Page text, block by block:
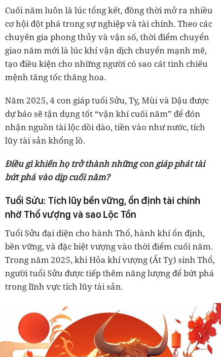
Cuối năm luôn là lúc tổng kết, đồng thời mở ra nhiều
cơ hội đột phá trong sự nghiệp và tài chính. Theo các
chuyên gia phong thủy và vận số, thời điểm chuyển
giao năm mới là lúc khí vận dịch chuyển mạnh mẽ,
tạo điều kiện cho những người có sao cát tinh chiếu
mệnh tăng tốc thăng hoa.
Năm 2025, 4 con giáp tuổi Sửu, Tỵ, Mùi và Dậu được
dự báo sẽ tận dụng tốt “vận khí cuối năm” để đón
nhận nguồn tài lộc dồi dào, tiền vào như nước, tích
lũy tài sản khổng lồ.
Điều gì khiến họ trở thành những con giáp phát tài
bứt phá vào dịp cuối năm?
Tuổi Sửu: Tích lũy bền vững, ổn định tài chính
nhờ Thổ vượng và sao Lộc Tồn
Tuổi Sửu đại diện cho hành Thổ, hành khí ổn định,
bền vững, và đặc biệt vượng vào thời điểm cuối năm.
Trong năm 2025, khi Hỏa khí vượng (Ất Tỵ) sinh Thổ,
người tuổi Sửu được tiếp thêm năng lượng để bứt phá
trong lĩnh vực tích lũy tài sản.